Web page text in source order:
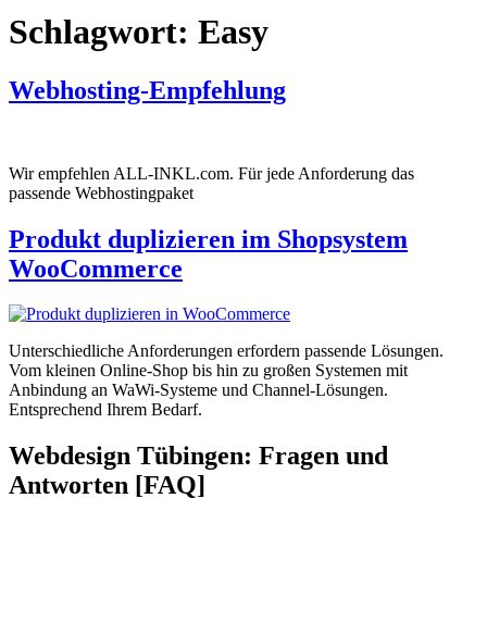
Schlagwort: Easy
Webhosting-Empfehlung
Wir empfehlen ALL-INKL.com. Für jede Anforderung das
passende Webhostingpaket
Produkt duplizieren im Shopsystem
WooCommerce
Unterschiedliche Anforderungen erfordern passende Lösungen.
Vom kleinen Online-Shop bis hin zu großen Systemen mit
Anbindung an WaWi-Systeme und Channel-Lösungen.
Entsprechend Ihrem Bedarf.
Webdesign Tübingen: Fragen und
Antworten [FAQ]